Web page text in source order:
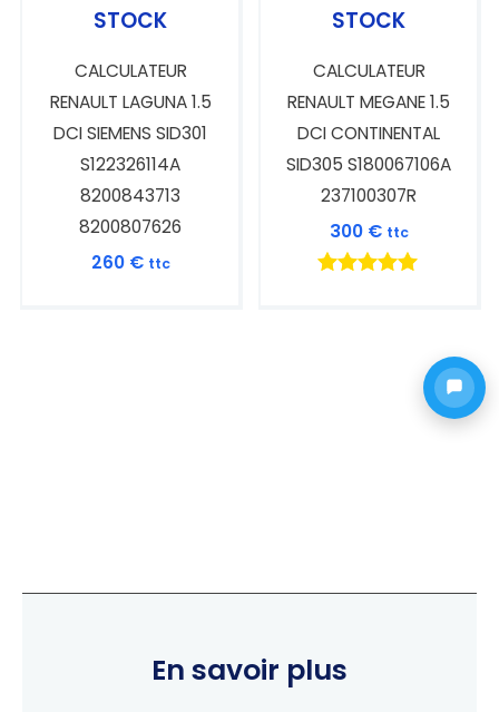
STOCK
CALCULATEUR
RENAULT LAGUNA 1.5
DCI SIEMENS SID301
S122326114A
8200843713
8200807626
260 € ttc
STOCK
CALCULATEUR
RENAULT MEGANE 1.5
DCI CONTINENTAL
SID305 S180067106A
237100307R
300 € ttc
En savoir plus